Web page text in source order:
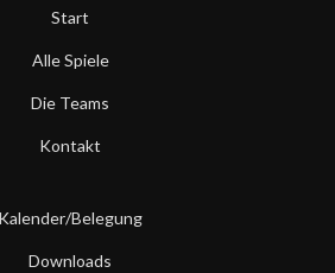
Start
Alle Spiele
Die Teams
Kontakt
Kalender/Belegung
Downloads